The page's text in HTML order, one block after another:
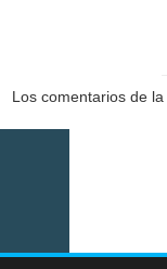
Los comentarios de